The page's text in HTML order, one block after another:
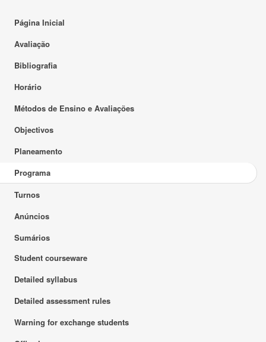
Página Inicial
Avaliação
Bibliografia
Horário
Métodos de Ensino e Avaliações
Objectivos
Planeamento
Programa
Turnos
Anúncios
Sumários
Student courseware
Detailed syllabus
Detailed assessment rules
Warning for exchange students